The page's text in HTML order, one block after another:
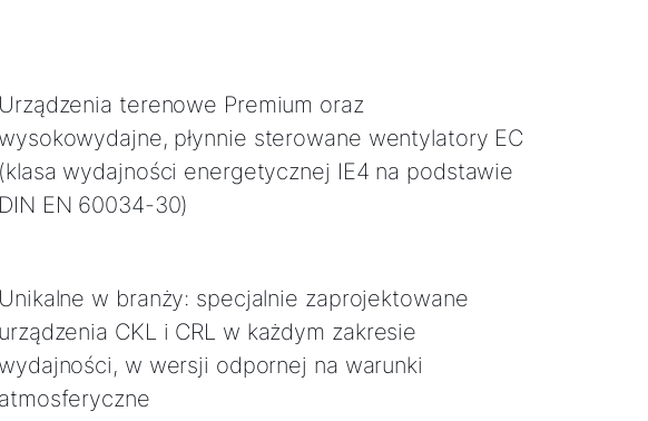
Urządzenia terenowe Premium oraz
wysokowydajne, płynnie sterowane wentylatory EC
(klasa wydajności energetycznej IE4 na podstawie
DIN EN 60034-30)
Unikalne w branży: specjalnie zaprojektowane
urządzenia CKL i CRL w każdym zakresie
wydajności, w wersji odpornej na warunki
atmosferyczne